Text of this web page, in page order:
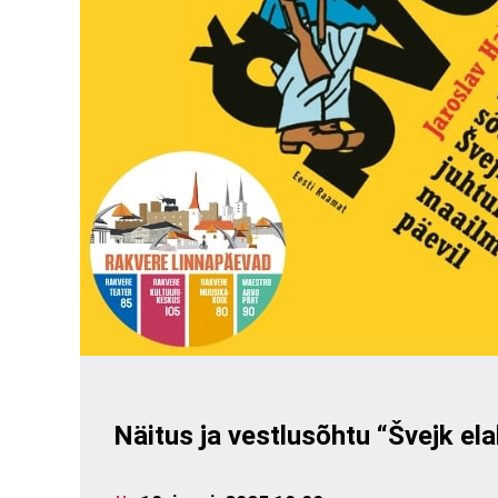
Näitus ja vestlusõhtu “Švejk